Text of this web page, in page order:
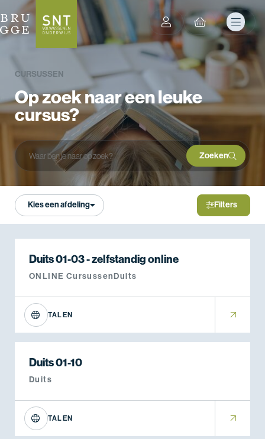
CURSUSSEN
Op zoek naar een leuke
cursus?
Zoeken
Zoeken
Kies een afdeling Filters
Duits 01-03 - zelfstandig online
ONLINE CursussenDuits
TALEN
Duits 01-10
Duits
TALEN